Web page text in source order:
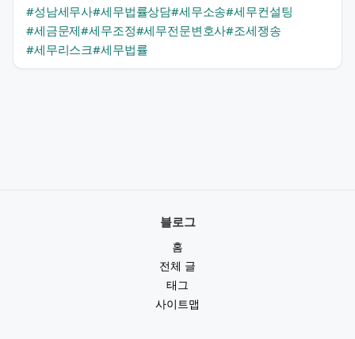
#성남세무사#세무법률상담#세무소송#세무컨설팅
#세금문제#세무조정#세무전문변호사#조세쟁송
#세무리스크#세무법률
블로그
홈
전체 글
태그
사이트맵